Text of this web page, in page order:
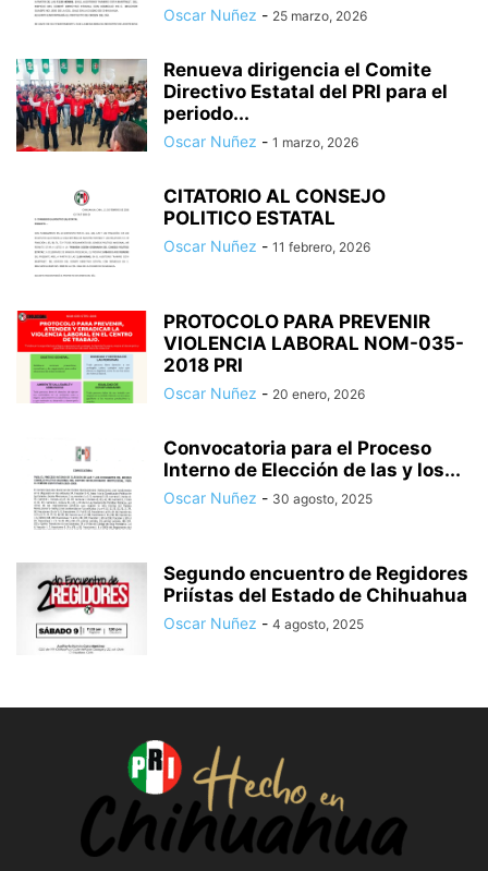
Oscar Nuñez - 25 marzo, 2026
Renueva dirigencia el Comite
Directivo Estatal del PRI para el
periodo...
Oscar Nuñez - 1 marzo, 2026
CITATORIO AL CONSEJO
POLITICO ESTATAL
Oscar Nuñez - 11 febrero, 2026
PROTOCOLO PARA PREVENIR
VIOLENCIA LABORAL NOM-035-
2018 PRI
Oscar Nuñez - 20 enero, 2026
Convocatoria para el Proceso
Interno de Elección de las y los...
Oscar Nuñez - 30 agosto, 2025
Segundo encuentro de Regidores
Priístas del Estado de Chihuahua
Oscar Nuñez - 4 agosto, 2025